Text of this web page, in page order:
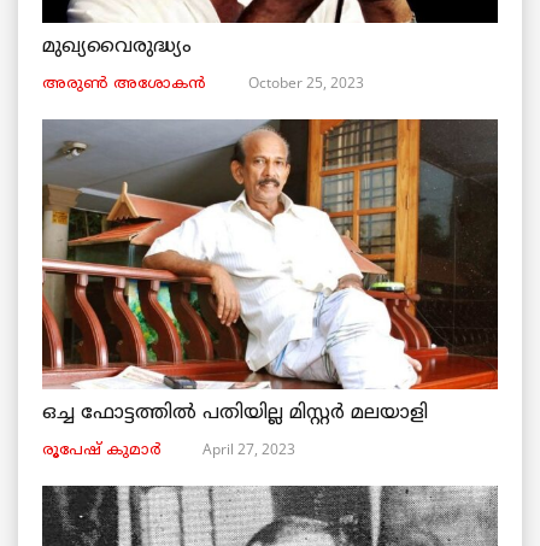
മുഖ്യവൈരുദ്ധ്യം
അരുണ്‍ അശോകൻ October 25, 2023
ഒച്ച ഫോട്ടത്തിൽ പതിയില്ല മിസ്റ്റർ മലയാളി
രൂപേഷ്‌ കുമാര്‍ April 27, 2023